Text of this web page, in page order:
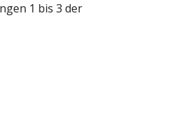
1 bis 3 der